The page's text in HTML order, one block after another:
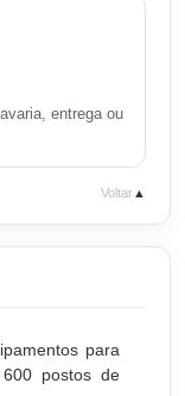
entrega ou
Voltar ▲
para
postos de